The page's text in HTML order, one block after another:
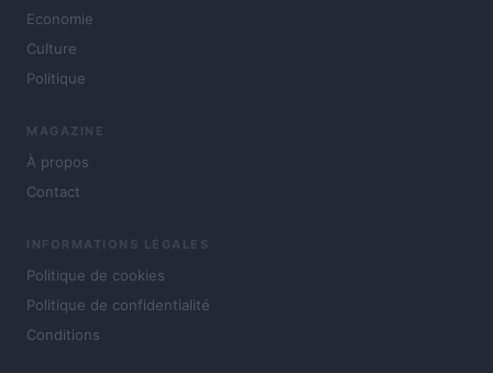
Economie
Culture
Politique
MAGAZINE
À propos
Contact
INFORMATIONS LÉGALES
Politique de cookies
Politique de confidentialité
Conditions